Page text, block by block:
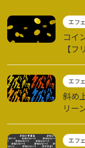
エフ
コイ
【フ
エフ
斜め
リー
エフ